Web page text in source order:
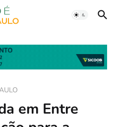
em Entre